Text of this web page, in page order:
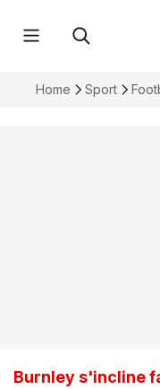
Home Sport
Burnley s'incline